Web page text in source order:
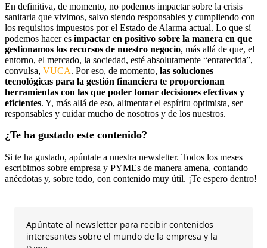
En definitiva, de momento, no podemos impactar sobre la crisis
sanitaria que vivimos, salvo siendo responsables y cumpliendo con
los requisitos impuestos por el Estado de Alarma actual. Lo que sí
podemos hacer es impactar en positivo sobre la manera en que
gestionamos los recursos de nuestro negocio, más allá de que, el
entorno, el mercado, la sociedad, esté absolutamente “enrarecida”,
convulsa, VUCA. Por eso, de momento, las soluciones
tecnológicas para la gestión financiera te proporcionan
herramientas con las que poder tomar decisiones efectivas y
eficientes. Y, más allá de eso, alimentar el espíritu optimista, ser
responsables y cuidar mucho de nosotros y de los nuestros.
¿Te ha gustado este contenido?
Si te ha gustado, apúntate a nuestra newsletter. Todos los meses
escribimos sobre empresa y PYMEs de manera amena, contando
anécdotas y, sobre todo, con contenido muy útil. ¡Te espero dentro!
Apúntate al newsletter para recibir contenidos
interesantes sobre el mundo de la empresa y la